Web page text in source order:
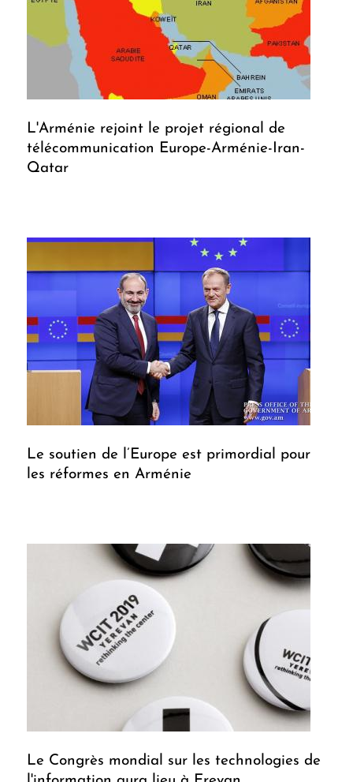
L'Arménie rejoint le projet régional de
télécommunication Europe-Arménie-Iran-
Qatar
Le soutien de l’Europe est primordial pour
les réformes en Arménie
Le Congrès mondial sur les technologies de